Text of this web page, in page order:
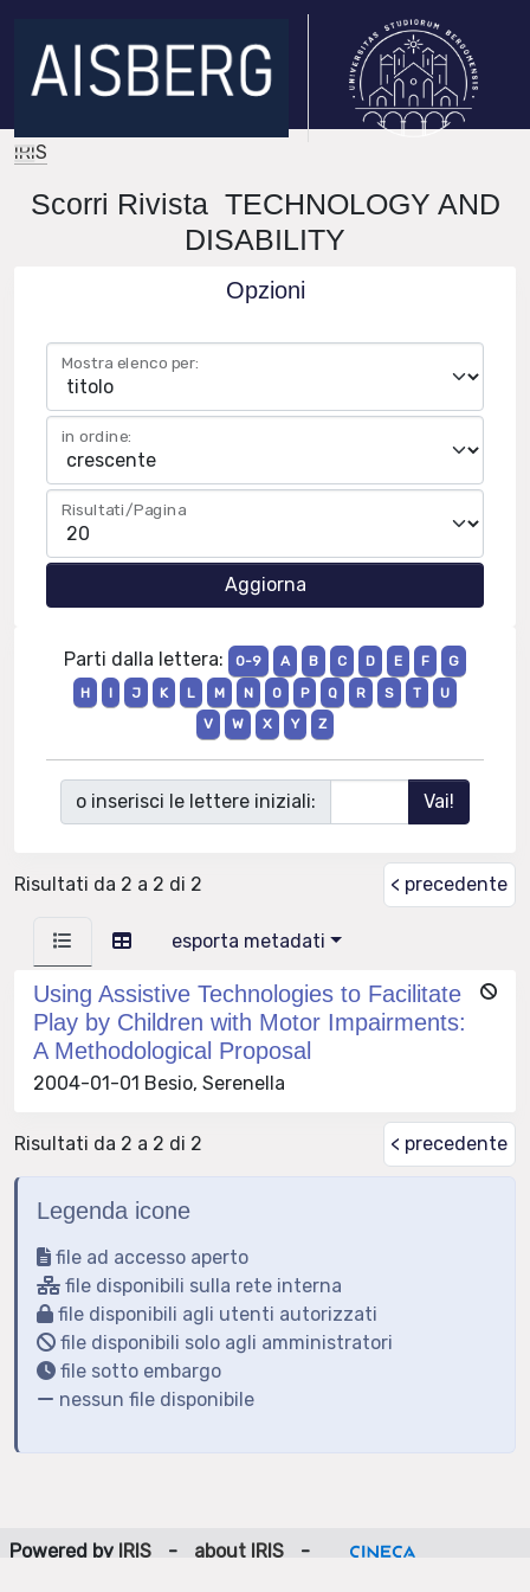
IRIS
Scorri Rivista TECHNOLOGY AND
DISABILITY
Opzioni
Mostra elenco per:
in ordine:
Risultati/Pagina
Parti dalla lettera: 0-9 A B C D E F
G
H
I J K L M N O P Q R S T
U
V
W X Y Z
o inserisci le lettere iniziali:
Risultati da 2 a 2 di 2 < precedente
esporta metadati
Using Assistive Technologies to Facilitate
Play by Children with Motor Impairments:
A Methodological Proposal
2004-01-01 Besio, Serenella
Risultati da 2 a 2 di 2 < precedente
Legenda icone
file ad accesso aperto
file disponibili sulla rete interna
file disponibili agli utenti autorizzati
file disponibili solo agli amministratori
file sotto embargo
nessun file disponibile
Powered by IRIS - about IRIS
-